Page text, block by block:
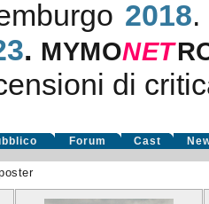
2018
. MYMONET
di
Forum Cast